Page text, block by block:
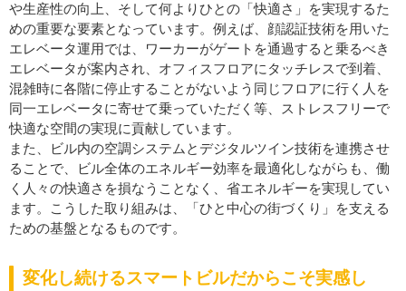
や生産性の向上、そして何よりひとの「快適さ」を実現するた
めの重要な要素となっています。例えば、顔認証技術を用いた
エレベータ運用では、ワーカーがゲートを通過すると乗るべき
エレベータが案内され、オフィスフロアにタッチレスで到着、
混雑時に各階に停止することがないよう同じフロアに行く人を
同一エレベータに寄せて乗っていただく等、ストレスフリーで
快適な空間の実現に貢献しています。
また、ビル内の空調システムとデジタルツイン技術を連携させ
ることで、ビル全体のエネルギー効率を最適化しながらも、働
く人々の快適さを損なうことなく、省エネルギーを実現してい
ます。こうした取り組みは、「ひと中心の街づくり」を支える
ための基盤となるものです。
変化し続けるスマートビルだからこそ実感し